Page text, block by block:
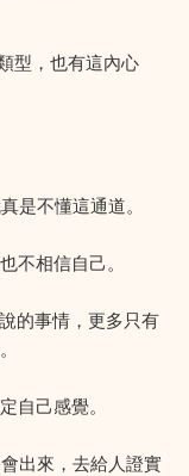
型，也有這內心
是不懂這通道。
不相信自己。
的事情，更多只有
自己感覺。
出來，去給人證實